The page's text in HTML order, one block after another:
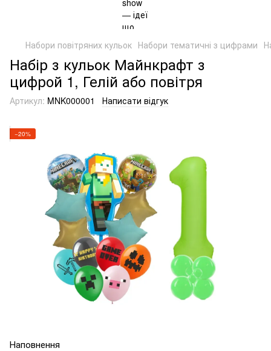
Набори повітряних кульок Набори тематичні з цифрами
Набір з кульок Майнкрафт з
цифрой 1, Гелій або повітря
Артикул: MNK000001 Написати відгук
−20%
Наповнення